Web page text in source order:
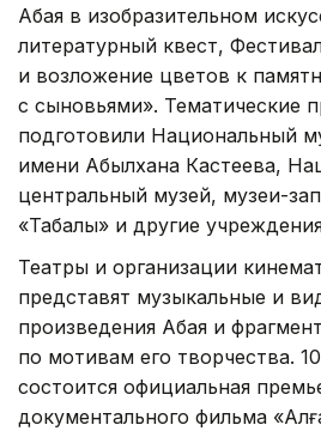
Абая в изобразительном
литературный квест,
и возложение цветов к
с сыновьями». Тематические
подготовили Национальный
имени Абылхана Кастеева,
центральный музей, музеи-
«Таңбалы» и другие
Театры и организации
представят музыкальные и
произведения Абая и
по мотивам его творчества.
состоится официальная
документального фильма